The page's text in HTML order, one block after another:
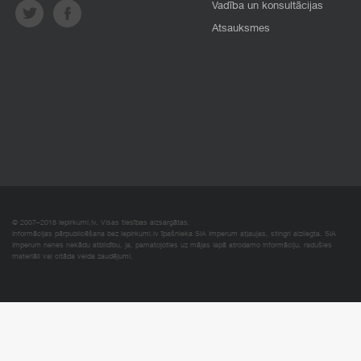
Vadība un konsultācijas
Atsauksmes
© 2007–2018 Iepirkumi.lv. Visas tiesības aizsargātas.
Informācijas pārpublicēšana bez iepirkumi.lv īpašnieka SIA Imperum atļaujas, stingri aizliegta. SIA
Imperum nenes nekādu atbildību, ja, pamatojoties uz mājas lapā atrodamo informāciju, radušies
materiāli vai citāda veida zaudējumi.